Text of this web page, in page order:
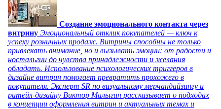
Создание эмоционального контакта через
витрину Эмоциональный отклик покупателей — ключ к
успеху розничных продаж. Витрины способны не только
привлекать внимание, но и вызывать эмоции: от радости и
ностальгии до чувства принадлежности и желания
обладать. Использование психологических триггеров в
дизайне витрин помогает превратить прохожего в
покупателя. Эксперт SR по визуальному мерчандайзингу и
ритейл-дизайну Виктор Малыгин рассказывает о подходах
в концепции оформления витрин и актуальных темах и